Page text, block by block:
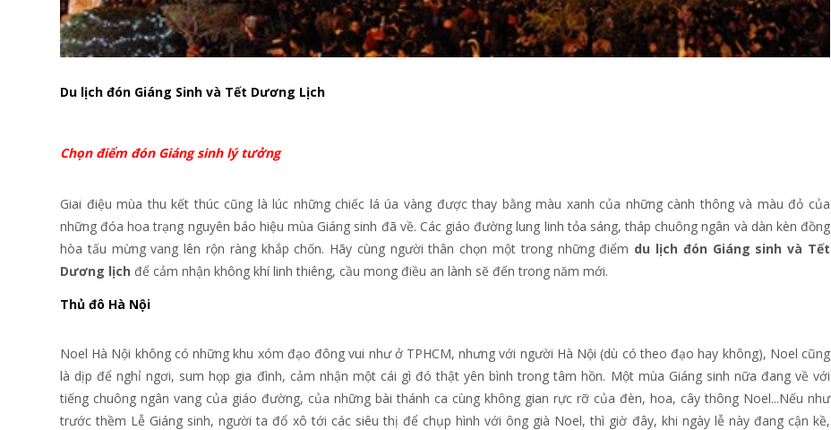
Du lịch đón Giáng Sinh và Tết Dương Lịch
Chọn điểm đón Giáng sinh lý tưởng
Giai điệu mùa thu kết thúc cũng là lúc những chiếc lá úa vàng được thay bằng màu xanh của những cành thông và màu đỏ của
những đóa hoa trạng nguyên báo hiệu mùa Giáng sinh đã về. Các giáo đường lung linh tỏa sáng, tháp chuông ngân và dàn kèn đồng
hòa tấu mừng vang lên rộn ràng khắp chốn. Hãy cùng người thân chọn một trong những điểm du lịch đón Giáng sinh và Tết
Dương lịch để cảm nhận không khí linh thiêng, cầu mong điều an lành sẽ đến trong năm mới.
Thủ đô Hà Nội
Noel Hà Nội không có những khu xóm đạo đông vui như ở TPHCM, nhưng với người Hà Nội (dù có theo đạo hay không), Noel cũng
là dịp để nghỉ ngơi, sum họp gia đình, cảm nhận một cái gì đó thật yên bình trong tâm hồn. Một mùa Giáng sinh nữa đang về với
tiếng chuông ngân vang của giáo đường, của những bài thánh ca cùng không gian rực rỡ của đèn, hoa, cây thông Noel...Nếu như
trước thềm Lễ Giáng sinh, người ta đổ xô tới các siêu thị để chụp hình với ông già Noel, thì giờ đây, khi ngày lễ này đang cận kề,